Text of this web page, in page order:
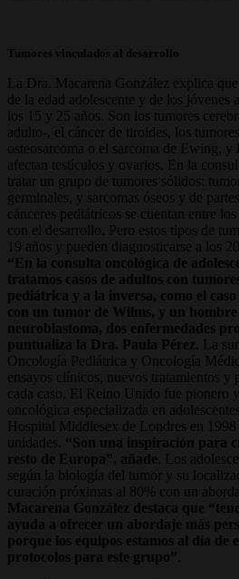
Tumores vinculados al desarrollo
La Dra. Macarena González explica
de la edad adolescente y de los jóvenes
los 15 y 25 años. Son los tumores
adulto-, el cáncer de tiroides, los
osteosarcoma o el sarcoma de Ewing, y
afectan testículos y ovarios. En la
tratar un grupo de tumores sólidos:
germinales, y sarcomas óseos y de
cánceres pediátricos se cuentan entre
con el desarrollo. Pero estos tipos de
19 años y pueden diagnosticarse a los
“En la consulta oncológica de
tratamos casos de adultos con
pediátrica y a la inversa, como el
con un tumor de Wilms, y un hombre
neuroblastoma, dos enfermedades
puntualiza la Dra. Paula Pérez . La
Oncología Pediátrica y Oncología
ensayos clínicos, nuevos tratamientos y
cada caso. El Reino Unido fue pionero
oncológica especializada en
Hospital Middlesex de Londres en
unidades. “Son una inspiración para
resto de Europa”, añade . Los
según la biología del tumor y su
curación próximas al 80% con un
Macarena González destaca que
ayuda a ofrecer un abordaje más
porque los equipos estamos al día de
protocolos para este grupo”